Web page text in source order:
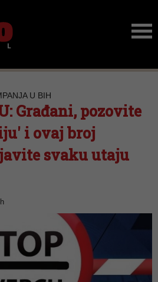
U BIH
Građani, pozovite
i ovaj broj
svaku utaju